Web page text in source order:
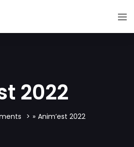
2022
» Anim’est 2022